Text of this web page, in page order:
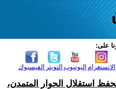
على:
الفيسبوك التويتر اليوتيوب الانستغرام
استقلال الحوار المتمدن،